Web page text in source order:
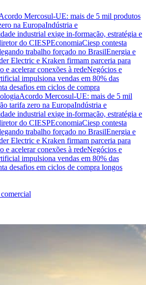
Mercosul-UE: mais de 5 mil produtos
na EuropaIndústria e
industrial exige in-formação, estratégia e
do CIESPEconomiaCiesp contesta
trabalho forçado no BrasilEnergia e
Electric e Kraken firmam parceria para
e acelerar conexões à redeNegócios e
impulsiona vendas em 80% das
desafios em ciclos de compra
Acordo Mercosul-UE: mais de 5 mil
tarifa zero na EuropaIndústria e
industrial exige in-formação, estratégia e
do CIESPEconomiaCiesp contesta
trabalho forçado no BrasilEnergia e
Electric e Kraken firmam parceria para
e acelerar conexões à redeNegócios e
impulsiona vendas em 80% das
desafios em ciclos de compra longos